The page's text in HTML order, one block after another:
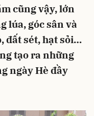
cũng vậy, lớn
lúa, góc sân và
đất sét, hạt sỏi…
tạo ra những
ngày Hè đầy